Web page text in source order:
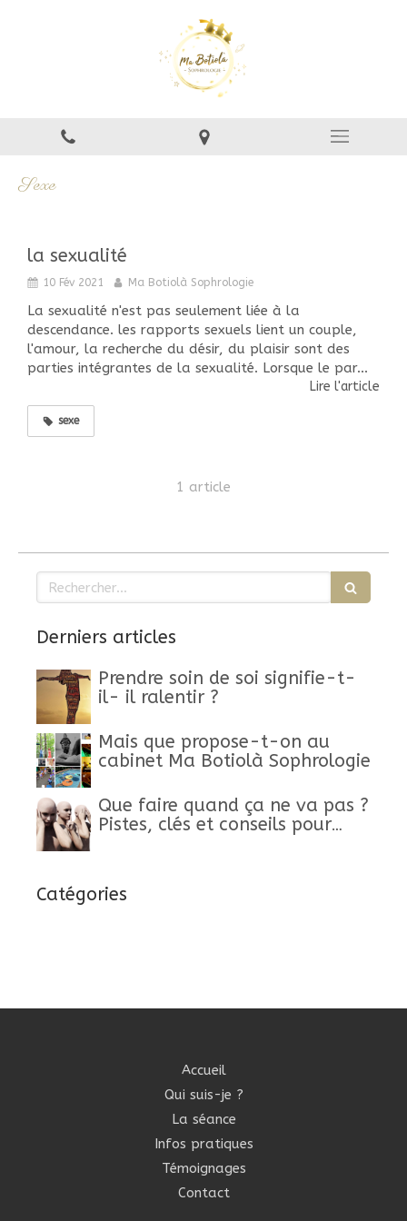
Sexe
la sexualité
10 Fév 2021 Ma Botiolà Sophrologie
La sexualité n'est pas seulement liée à la
descendance. les rapports sexuels lient un couple,
l'amour, la recherche du désir, du plaisir sont des
parties intégrantes de la sexualité. Lorsque le par...
Lire l'article
sexe
1 article
Rechercher
Derniers articles
Prendre soin de soi signifie-t-
il- il ralentir ?
Mais que propose-t-on au
cabinet Ma Botiolà Sophrologie
Que faire quand ça ne va pas ?
Pistes, clés et conseils pour
Catégories
Accueil
Qui suis-je ?
La séance
Infos pratiques
Témoignages
Contact